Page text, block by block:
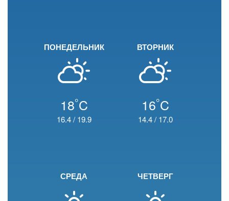
ПОНЕДЕЛЬНИК
18°C
16.4/ 19.9
ВТОРНИК
16°C
14.4/ 17.0
СРЕДА ЧЕТВЕРГ